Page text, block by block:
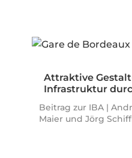
Attraktive
Infrastruktur
Beitrag zur IBA |
Maier und Jörg